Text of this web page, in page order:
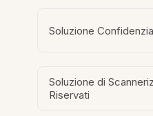
Soluzione
Soluzione di
Riservati